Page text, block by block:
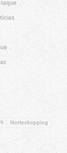
Norteshopping